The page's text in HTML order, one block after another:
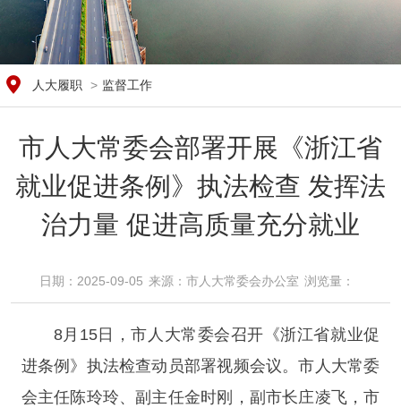
人大履职 > 监督工作
市人大常委会部署开展《浙江省
就业促进条例》执法检查 发挥法
治力量 促进高质量充分就业
日期：2025-09-05 来源：​市人大常委会办公室 浏览量：​
8月15日，市人大常委会召开《浙江省就业促
进条例》执法检查动员部署视频会议。市人大常委
会主任陈玲玲、副主任金时刚，副市长庄凌飞，市